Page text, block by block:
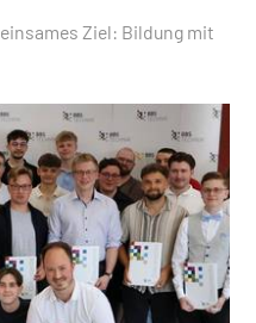
Ziel: Bildung mit